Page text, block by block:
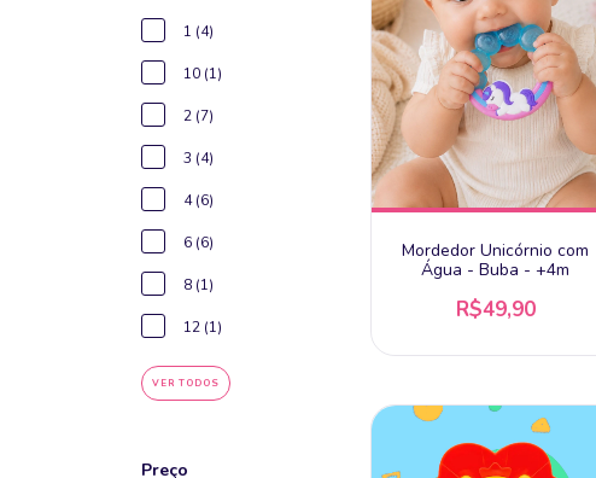
1 (4)
10 (1)
2 (7)
3 (4)
4 (6)
6 (6)
8 (1)
12 (1)
VER TODOS
Preço
Mordedor Unicórnio com
Água - Buba - +4m
R$49,90